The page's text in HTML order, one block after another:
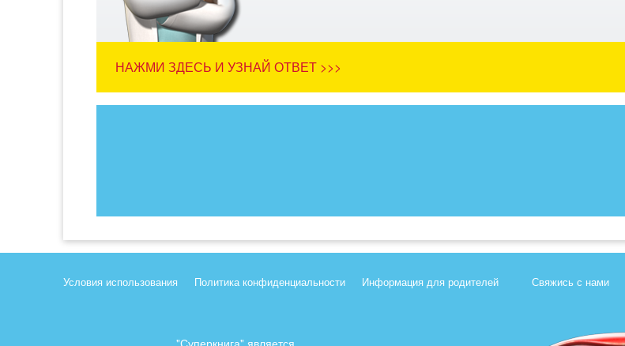
НАЖМИ ЗДЕСЬ И УЗНАЙ ОТВЕТ >>>
Условия использования Политика конфиденциальности Информация для родителей Свяжись с нами
"Суперкнига" является